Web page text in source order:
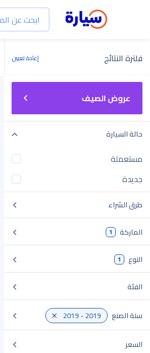
فلترة النتائج إعادة تعيين
عروض الصيف
حالة السيارة
مستعملة
جديدة
طرق الشراء
الماركة 1
النوع 1
الفئة
سنة الصنع 2019 - 2019
السعر